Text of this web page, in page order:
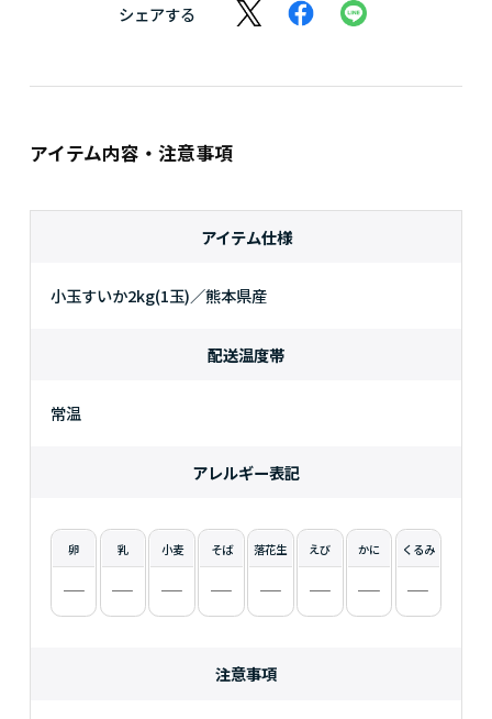
シェアする
アイテム内容・注意事項
アイテム仕様
小玉すいか2kg(1玉)／熊本県産
配送温度帯
常温
アレルギー表記
卵 乳 小麦 そば 落花生 えび かに くるみ
注意事項